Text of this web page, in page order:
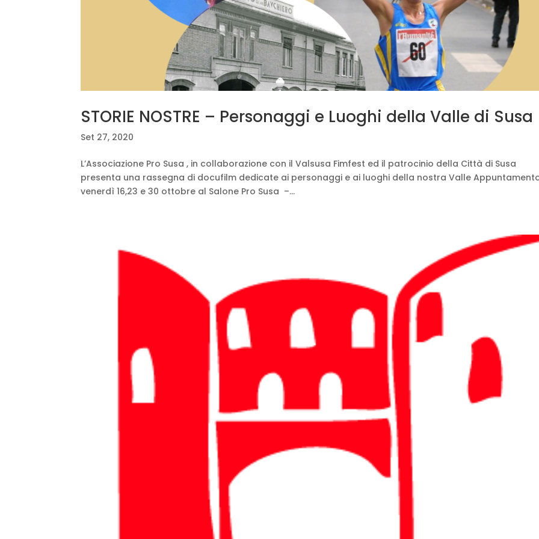
STORIE NOSTRE – Personaggi e Luoghi della Valle di Susa
Set 27, 2020
L’Associazione Pro Susa , in collaborazione con il Valsusa Fimfest ed il patrocinio della Città di Susa
presenta una rassegna di docufilm dedicate ai personaggi e ai luoghi della nostra Valle
venerdì 16,23 e 30 ottobre al Salone Pro Susa –...